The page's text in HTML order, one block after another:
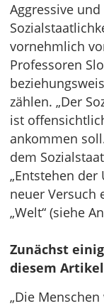
Aggressive
vornehmlich
Professoren
zählen. „Der
ist
ankommen
dem
„Entstehen der
neuer Versuch
„Welt“ (siehe
Zunächst
diesem
„Die